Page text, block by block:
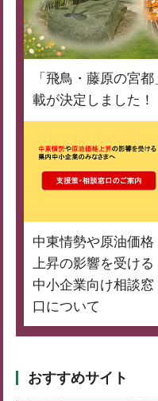
「飛鳥・藤原の宮
載が決定しました！
中東情勢や原油価格
上昇の影響を受ける
中小企業向け相談窓
口について
おすすめサイト